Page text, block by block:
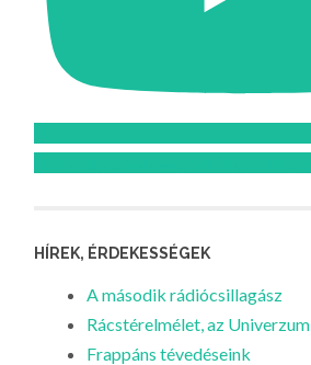
HÍREK, ÉRDEKESSÉGEK
A második rádiócsillagász
Rácstérelmélet, az
Frappáns tévedéseink